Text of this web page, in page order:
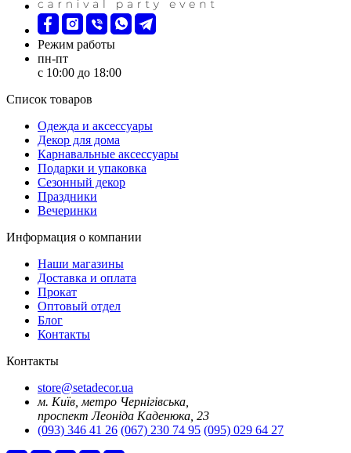
Режим работы
пн-пт
с 10:00 до 18:00
Список товаров
Oдежда и аксессуары
Декор для дома
Карнавальные аксессуары
Подарки и упаковка
Сезонный декор
Праздники
Вечеринки
Информация о компании
Наши магазины
Доставка и оплата
Прокат
Оптовый отдел
Блог
Контакты
Контакты
store@setadecor.ua
м. Київ, метро Чернігівська,
проспект Леоніда Каденюка, 23
(093) 346 41 26 (067) 230 74 95 (095) 029 64 27